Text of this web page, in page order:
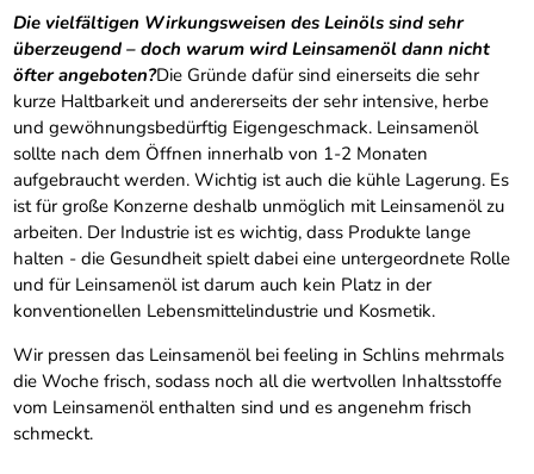
Die vielfältigen Wirkungsweisen des Leinöls sind sehr
überzeugend – doch warum wird Leinsamenöl dann nicht
öfter angeboten?Die Gründe dafür sind einerseits die sehr
kurze Haltbarkeit und andererseits der sehr intensive, herbe
und gewöhnungsbedürftig Eigengeschmack. Leinsamenöl
sollte nach dem Öffnen innerhalb von 1-2 Monaten
aufgebraucht werden. Wichtig ist auch die kühle Lagerung. Es
ist für große Konzerne deshalb unmöglich mit Leinsamenöl zu
arbeiten. Der Industrie ist es wichtig, dass Produkte lange
halten - die Gesundheit spielt dabei eine untergeordnete Rolle
und für Leinsamenöl ist darum auch kein Platz in der
konventionellen Lebensmittelindustrie und Kosmetik.
Wir pressen das Leinsamenöl bei feeling in Schlins mehrmals
die Woche frisch, sodass noch all die wertvollen Inhaltsstoffe
vom Leinsamenöl enthalten sind und es angenehm frisch
schmeckt.